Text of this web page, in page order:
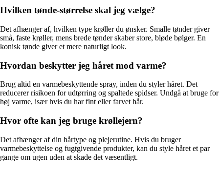
Hvilken tønde-størrelse skal jeg vælge?
Det afhænger af, hvilken type krøller du ønsker. Smalle tønder giver
små, faste krøller, mens brede tønder skaber store, bløde bølger. En
konisk tønde giver et mere naturligt look.
Hvordan beskytter jeg håret mod varme?
Brug altid en varmebeskyttende spray, inden du styler håret. Det
reducerer risikoen for udtørring og spaltede spidser. Undgå at bruge for
høj varme, især hvis du har fint eller farvet hår.
Hvor ofte kan jeg bruge krøllejern?
Det afhænger af din hårtype og plejerutine. Hvis du bruger
varmebeskyttelse og fugtgivende produkter, kan du style håret et par
gange om ugen uden at skade det væsentligt.